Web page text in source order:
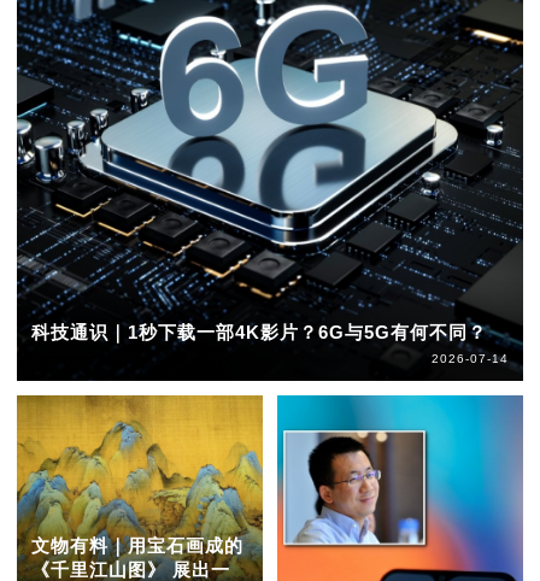
科技通识｜1秒下载一部4K影片？6G与5G有何不同？
2026-07-14
文物有料｜用宝石画成的
《千里江山图》 展出一